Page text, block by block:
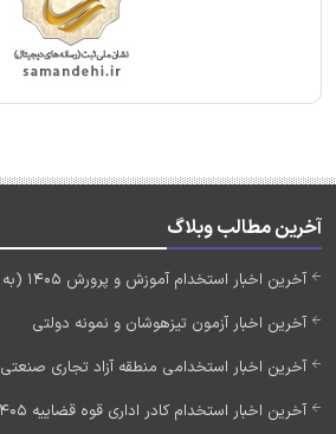
آخرین مطالب وبلاگ
آخرین اخبار استخدام آموزش و پرورش 1405 (به زودی)
آخرین اخبار آزمون تیزهوشان و نمونه دولتی
آخرین اخبار استخدامی منطقه آزاد تجاری صنعتی 1405
آخرین اخبار استخدام کادر اداری قوه قضاییه 1405 (به زودی)